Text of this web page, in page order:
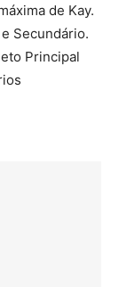
de Kay.
Secundário.
Principal